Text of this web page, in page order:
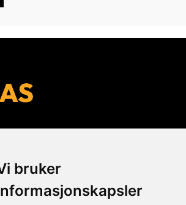
bruker
leder.